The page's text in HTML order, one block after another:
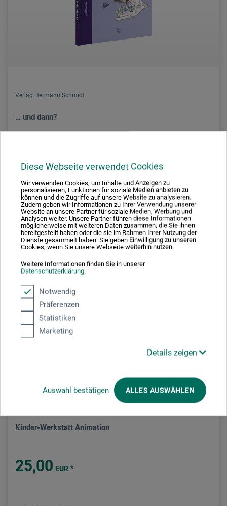
Diese Webseite verwendet Cookies
Wir verwenden Cookies, um Inhalte und Anzeigen zu
personalisieren, Funktionen für soziale Medien anbieten zu
können und die Zugriffe auf unsere Website zu analysieren.
Zudem geben wir Informationen zu Ihrer Verwendung unserer
Website an unsere Partner für soziale Medien, Werbung und
Analysen weiter. Unsere Partner führen diese Informationen
möglicherweise mit weiteren Daten zusammen, die Sie ihnen
bereitgestellt haben oder die sie im Rahmen Ihrer Nutzung der
Dienste gesammelt haben. Sie geben Einwilligung zu unseren
Cookies, wenn Sie unsere Webseite weiterhin nutzen.
Weitere Informationen finden Sie in unserer
Datenschutzerklärung.
Notwendig
Präferenzen
Statistiken
Marketing
Details zeigen
Auswahl bestätigen ALLES AUSWÄHLEN
Verlag Hermann Schmidt
… und dann?
zzgl. Versandkosten
Kinder-Werkstatt Animation
25,00 EUR *